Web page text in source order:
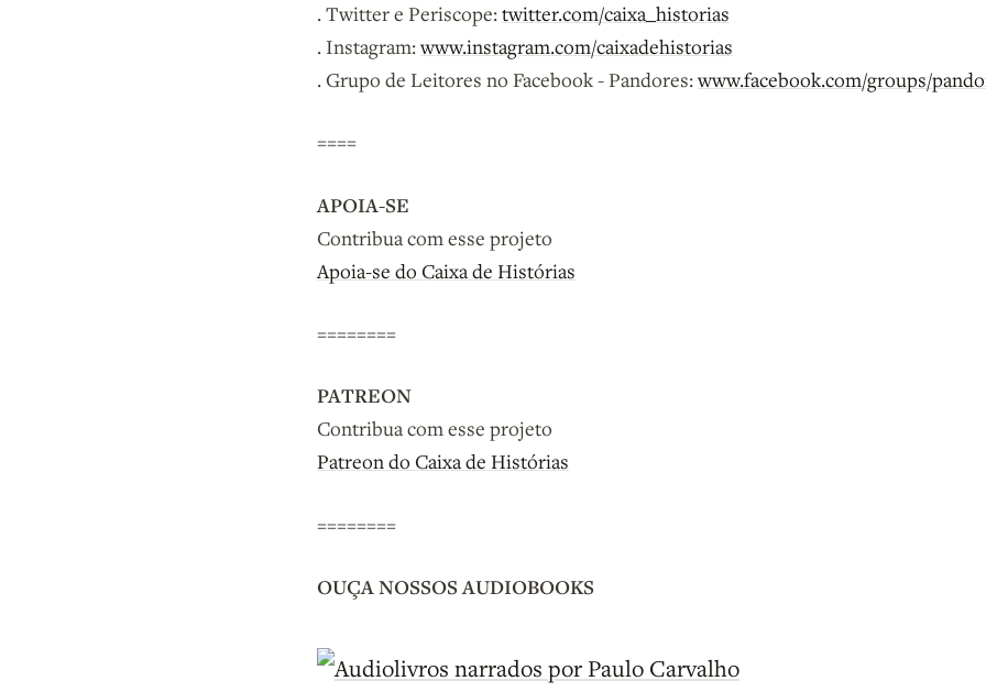
. Twitter e Periscope:twitter.com/caixa_historias
. Instagram:www.instagram.com/caixadehistorias
. Grupo de Leitores no Facebook - Pandores:www.facebook.com/groups/
====
APOIA-SE
Contribua com esse projeto
Apoia-se do Caixa de Histórias
========
PATREON
Contribua com esse projeto
Patreon do Caixa de Histórias
========
OUÇA NOSSOS AUDIOBOOKS